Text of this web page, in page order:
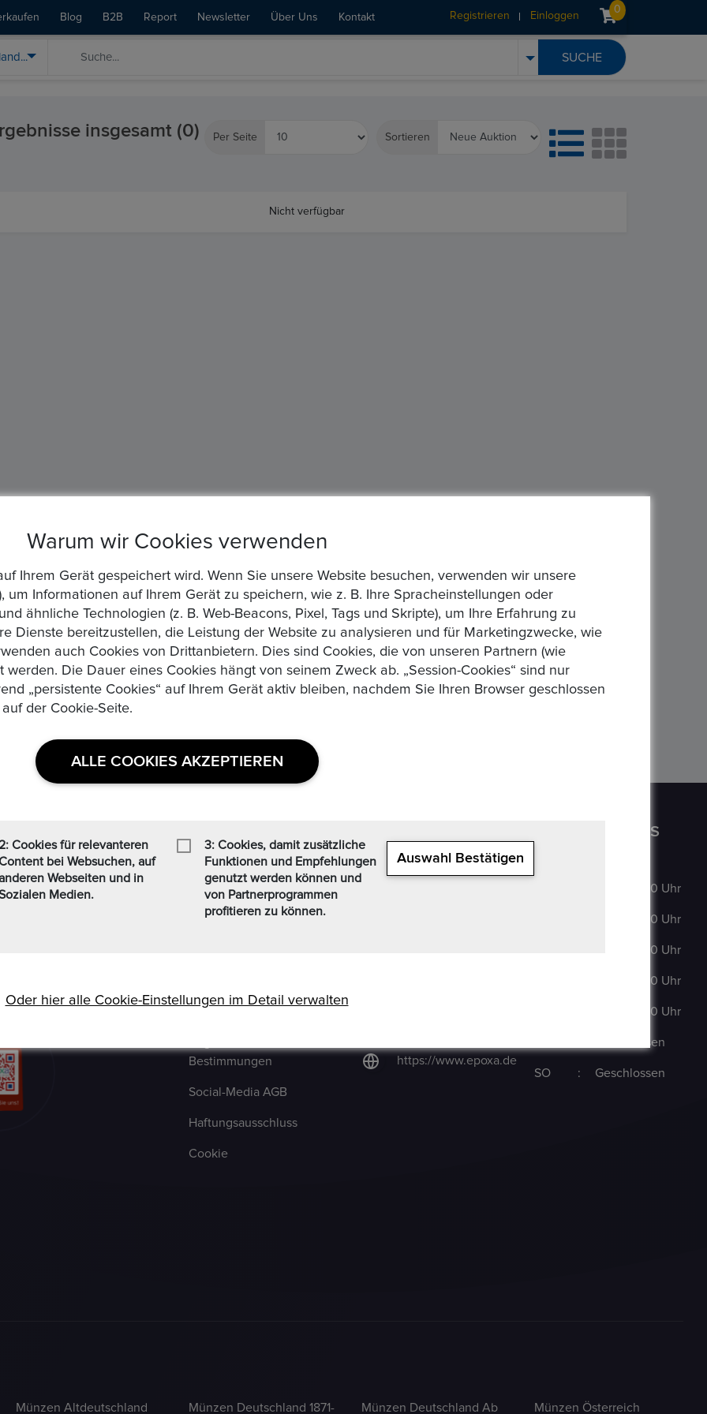
Blog B2B Report Newsletter Über Uns Kontakt Registrieren Einloggen
0
insgesamt (0) Per Seite Sortieren
Nicht verfügbar
Edelmetalle und
Jetzt kaufen /
zusätzlich einen
Personen, die sich weit
(www.ezb.europa.eu),
Datenschutzerklaerung
Häufig Gestellte Fragen
Kommissionsgebühren
Bestimmungen
Social-Media AGB
Haftungsausschluss
Cookie
https://www.epoxa.de
OPENING HOURS
9:00–18:00 Uhr
9:00–18:00 Uhr
9:00–18:00 Uhr
9:00–18:00 Uhr
9:00–18:00 Uhr
Geschlossen
SO : Geschlossen
Münzen Altdeutschland Münzen Deutschland 1871- Münzen Deutschland Ab Münzen Österreich
Warum wir Cookies verwenden
Ihrem Gerät gespeichert wird. Wenn Sie unsere Website besuchen, verwenden wir unsere
um Informationen auf Ihrem Gerät zu speichern, wie z. B. Ihre Spracheinstellungen oder
ähnliche Technologien (z. B. Web-Beacons, Pixel, Tags und Skripte), um Ihre Erfahrung zu
Dienste bereitzustellen, die Leistung der Website zu analysieren und für Marketingzwecke, wie
auch Cookies von Drittanbietern. Dies sind Cookies, die von unseren Partnern (wie
werden. Die Dauer eines Cookies hängt von seinem Zweck ab. „Session-Cookies“ sind nur
„persistente Cookies“ auf Ihrem Gerät aktiv bleiben, nachdem Sie Ihren Browser geschlossen
der Cookie-Seite.
ALLE COOKIES AKZEPTIEREN
2: Cookies für relevanteren
bei Websuchen, auf
Webseiten und in
Medien.
3: Cookies, damit zusätzliche
Funktionen und Empfehlungen
genutzt werden können und
von Partnerprogrammen
profitieren zu können.
Auswahl Bestätigen
Oder hier alle Cookie-Einstellungen im Detail verwalten